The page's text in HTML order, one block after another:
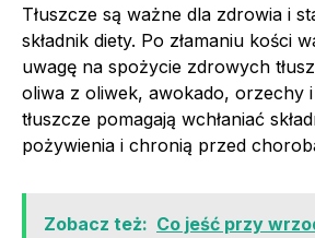
Tłuszcze są ważne dla zdrowia i
składnik diety. Po złamaniu kości
uwagę na spożycie zdrowych
oliwa z oliwek, awokado, orzechy
tłuszcze pomagają wchłaniać
pożywienia i chronią przed
Zobacz też: Co jeść przy